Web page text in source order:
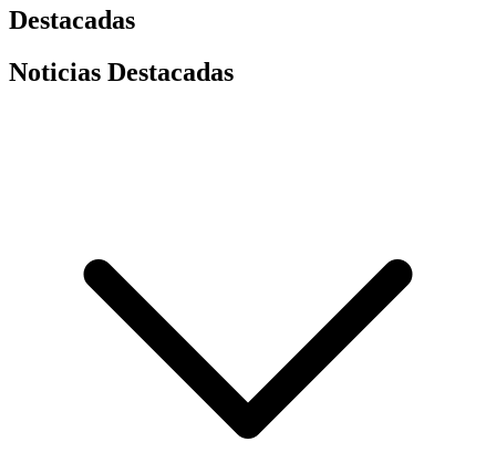
Destacadas
Noticias Destacadas